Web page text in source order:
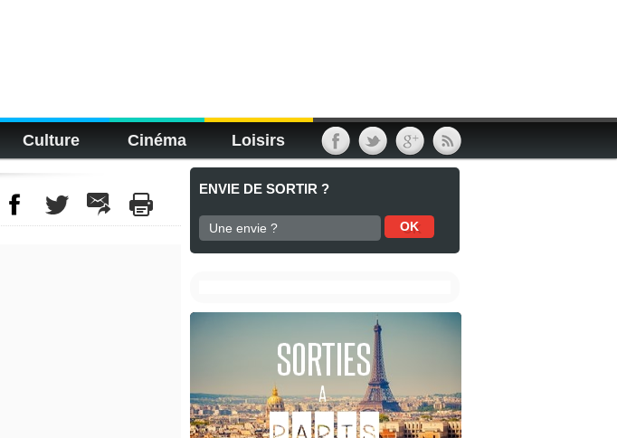
Culture Cinéma Loisirs
ENVIE DE SORTIR ?